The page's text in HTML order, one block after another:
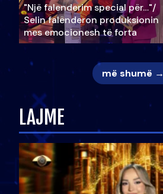
"Një falenderim special për…"/
Selin falënderon produksionin
mes emocionesh të forta
më shumë →
LAJME